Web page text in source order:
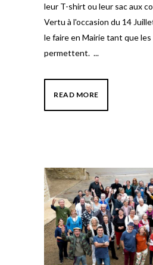
leur T-shirt ou leur sac aux
Vertu à l'occasion du 14
le faire en Mairie tant que
permettent. ...
READ MORE